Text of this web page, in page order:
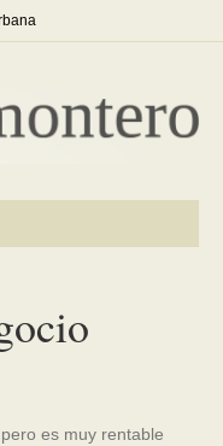
es muy rentable